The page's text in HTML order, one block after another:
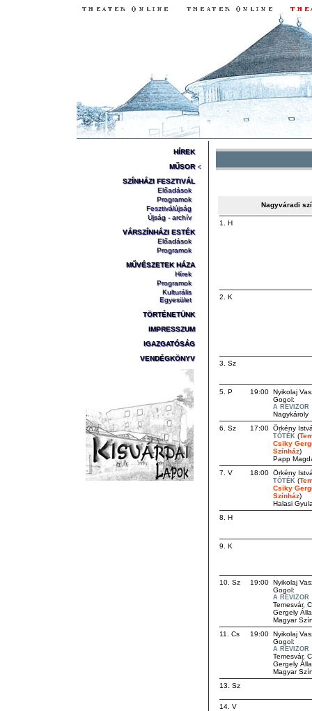
HÍREK
MŰSOR
SZÍNHÁZI FESZTIVÁL
Előadások
Programok
Fesztiválújság
Újság - archív
VÁRSZÍNHÁZI ESTÉK
Előadások
Programok
MŰVÉSZETEK HÁZA
Hírek
Programok
Kulturális
Egyesület
TÖRTÉNETÜNK
IMPRESSZUM
IGAZGATÓSÁG
VENDÉGKÖNYV
Nagyváradi
1. H
2. K
3. Sz
5. P 19:00 Nyikolaj
Gogol:
A REVIZOR
Nagykároly
6. Sz
17:00 Örkény
TÓTÉK (
Csiky
Színház)
Papp
7. V
18:00 Örkény
TÓTÉK (
Csiky
Színház)
Halasi
8. H
9. K
10. Sz 19:00 Nyikolaj
Gogol:
A REVIZOR
Temesvár,
Gergely
Magyar
11. Cs
19:00 Nyikolaj
Gogol:
A REVIZOR
Temesvár,
Gergely
Magyar
13. Sz
14. V